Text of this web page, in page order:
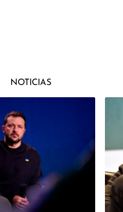
NOTICIAS